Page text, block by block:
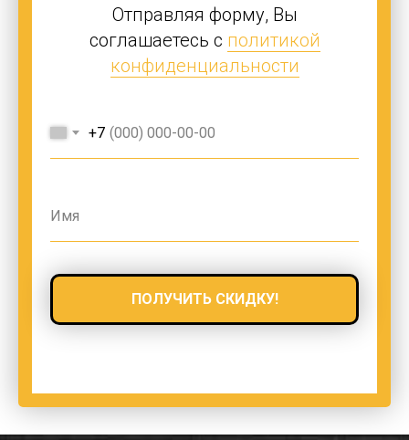
Отправляя форму, Вы
соглашаетесь с политикой
конфиденциальности
+7
ПОЛУЧИТЬ СКИДКУ!